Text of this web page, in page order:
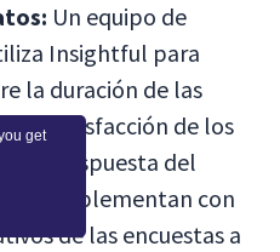
get
Un equipo de
Insightful para
la duración de las
de satisfacción de los
de respuesta del
se complementan con
de las encuestas a